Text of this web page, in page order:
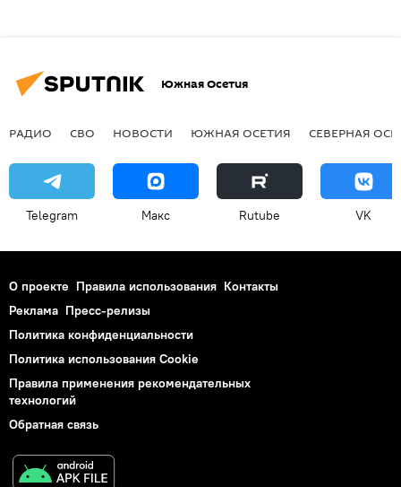
Южная Осетия
РАДИО СВО НОВОСТИ ЮЖНАЯ ОСЕТИЯ СЕВЕРНАЯ
Telegram Макс Rutube VK
О проекте Правила использования Контакты
Реклама Пресс-релизы
Политика конфиденциальности
Политика использования Cookie
Правила применения рекомендательных
технологий
Обратная связь